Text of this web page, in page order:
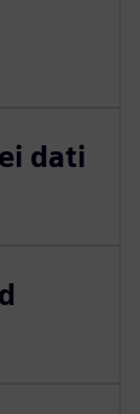
dati